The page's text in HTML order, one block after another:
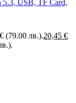
5.3, USB, TF Card,
(79.00 лв.).20,45 €